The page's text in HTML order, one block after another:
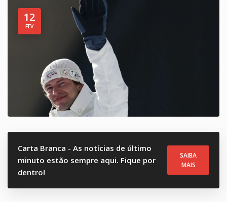
12
FEV
Carta Branca - As notícias de último
minuto estão sempre aqui. Fique por
dentro!
SAIBA
MAIS